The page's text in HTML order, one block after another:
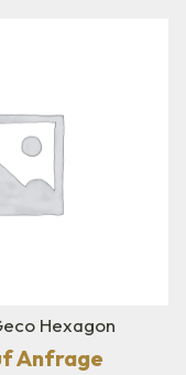
Hexagon
Anfrage